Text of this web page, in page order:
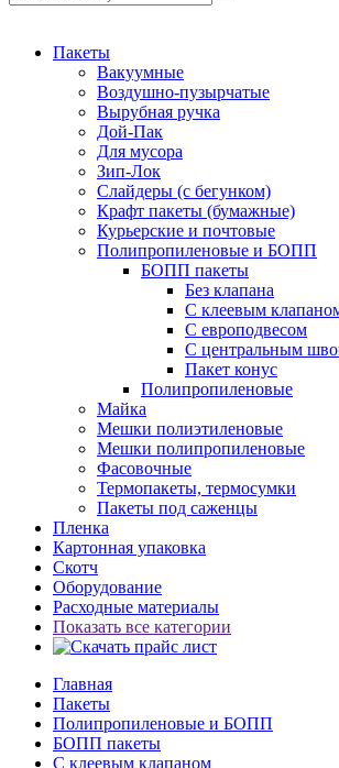
Пакеты
Вакуумные
Воздушно-пузырчатые
Вырубная ручка
Дой-Пак
Для мусора
Зип-Лок
Слайдеры (с бегунком)
Крафт пакеты (бумажные)
Курьерские и почтовые
Полипропиленовые и БОПП
БОПП пакеты
Без клапана
С клеевым
С европодвесом
С центральным
Пакет конус
Полипропиленовые
Майка
Мешки полиэтиленовые
Мешки полипропиленовые
Фасовочные
Термопакеты, термосумки
Пакеты под саженцы
Пленка
Картонная упаковка
Скотч
Оборудование
Расходные материалы
Показать все категории
Главная
Пакеты
Полипропиленовые и БОПП
БОПП пакеты
С клеевым клапаном